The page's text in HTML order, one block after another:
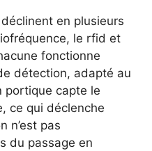
en plusieurs
le rfid et
fonctionne
détection, adapté au
portique capte le
ce qui déclenche
n’est pas
du passage en